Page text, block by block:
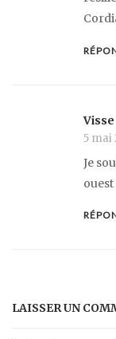
Visse
5 mai
Je
LAISSER UN